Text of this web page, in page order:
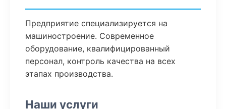
Предприятие специализируется на
машиностроение. Современное
оборудование, квалифицированный
персонал, контроль качества на всех
этапах производства.
Наши услуги